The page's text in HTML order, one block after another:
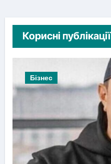
Корисні публікації
Бізнес